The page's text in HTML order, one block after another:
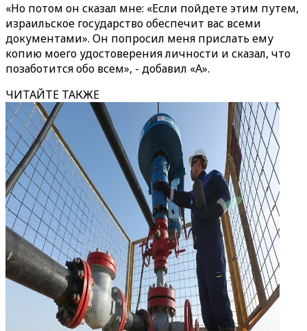
«Но потом он сказал мне: «Если пойдете этим путем,
израильское государство обеспечит вас всеми
документами». Он попросил меня прислать ему
копию моего удостоверения личности и сказал, что
позаботится обо всем», - добавил «А».
ЧИТАЙТЕ ТАКЖЕ